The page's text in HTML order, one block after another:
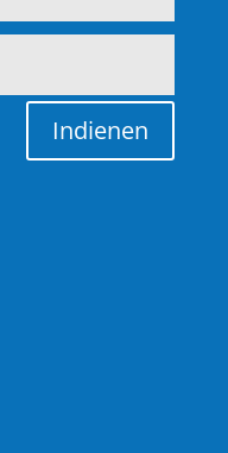
Indienen